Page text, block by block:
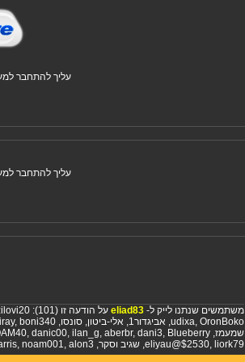
עליך להתחבר
עליך להתחבר
משתמשים שנתנו לייק ל- eliad83 על הודעה זו (101):
udixa, OronBoko
, אביגדור1 , אלי-ביטון, סונסו,
, boni340
שמעמז,
, danic00, ilan_g, aberbr, dani3, Blueberry
eliyau@$2530, liork79
, שגיב וסקר,
, noam001, alon3